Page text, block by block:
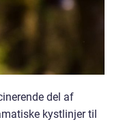
del af
kystlinjer til